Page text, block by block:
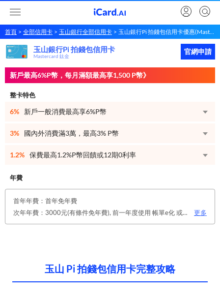
首頁 全部信用卡 玉山銀行全部信用卡 玉山銀行Pi 拍錢包信用卡優惠(Mastercard 鈦金)
玉山銀行Pi 拍錢包信用卡 立即申請
玉山銀行Pi 拍錢包信用卡
Mastercard 鈦金
官網申請
新戶最高6%P幣，每月滿額最高享1,500 P幣》
整卡特色
6% 新戶一般消費最高享6%P幣
3% 國內外消費滿3萬，最高3% P幣
1.2% 保費最高1.2%P幣回饋或12期0利率
年費
首年年費：首年免年費
次年年費：3000元(有條件免年費), 前一年度使用 帳單e化 或玉山帳戶自動扣繳信用卡款 或任消費一筆享免年費優惠，每年重新計算免年費標準。
更多
玉山 Pi 拍錢包信用卡完整攻略